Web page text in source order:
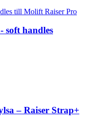
soft handles
– Raiser Strap+